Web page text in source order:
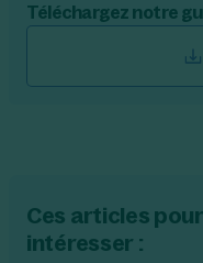
Téléchargez notre
Ces articles
intéresser :